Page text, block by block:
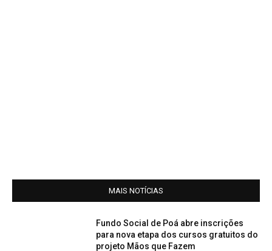
MAIS NOTÍCIAS
Fundo Social de Poá abre inscrições
para nova etapa dos cursos gratuitos do
projeto Mãos que Fazem